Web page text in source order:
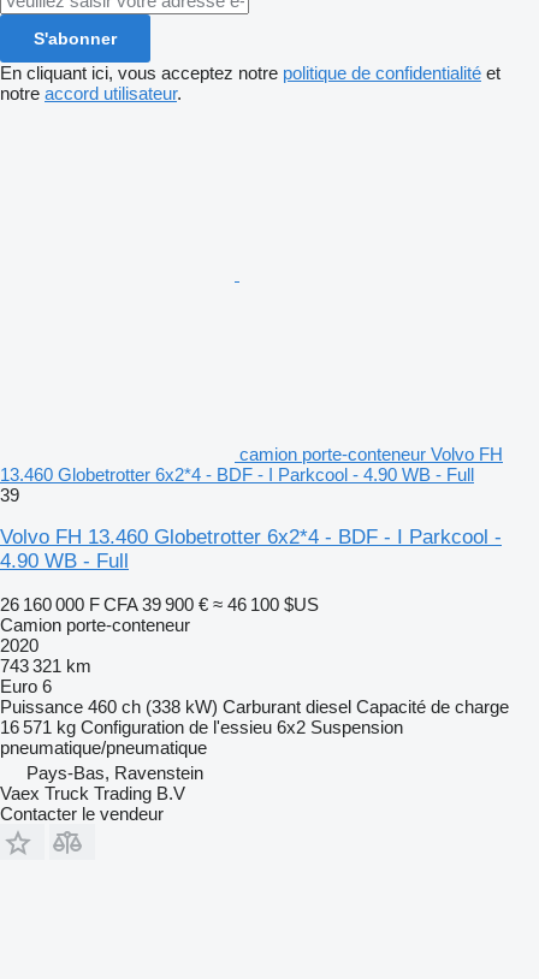
S'abonner
En cliquant ici, vous acceptez notre politique de confidentialité et
notre accord utilisateur.
camion porte-conteneur Volvo FH
13.460 Globetrotter 6x2*4 - BDF - I Parkcool - 4.90 WB - Full
39
Volvo FH 13.460 Globetrotter 6x2*4 - BDF - I Parkcool -
4.90 WB - Full
26 160 000 F CFA 39 900 € ≈ 46 100 $US
Camion porte-conteneur
2020
743 321 km
Euro 6
Puissance 460 ch (338 kW) Carburant diesel Capacité de charge
16 571 kg Configuration de l'essieu 6x2 Suspension
pneumatique/pneumatique
Pays-Bas, Ravenstein
Vaex Truck Trading B.V
Contacter le vendeur